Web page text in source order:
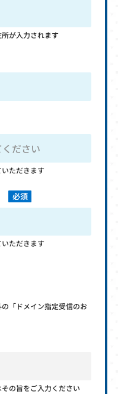
が入力されます
ただきます
必須
ただきます
「ドメイン指定受信のお
の旨をご入力ください